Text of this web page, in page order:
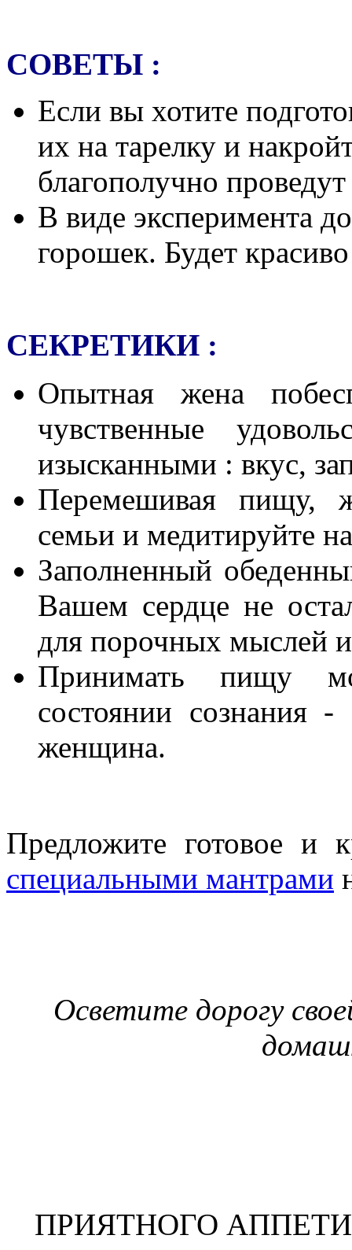
СОВЕТЫ :
Если вы хотите
их на тарелку и
благополучно
В виде эксперимента
горошек. Будет
СЕКРЕТИКИ :
Опытная жена
чувственные
изысканными : вкус,
Перемешивая пищу,
семьи и медитируйте
Заполненный
Вашем сердце не
для порочных мыслей
Принимать пищу
состоянии сознания
женщина.
Предложите готовое и
специальными мантрами
Осветите дорогу
ПРИЯТНОГО